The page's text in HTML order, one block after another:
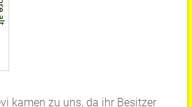
kamen zu uns, da ihr Besitzer